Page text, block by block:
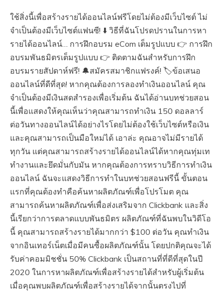
ใช้สิ่งนี้เพื่อสร้างรายได้ออนไลน์ฟรีโดยไม่ต้องมีเว็บไซต์ ไม่
จำเป็นต้องมีเว็บไซต์แฟนซี! ⬇️ วิธีที่ฉันโปรดปรานในการหา
รายได้ออนไลน์… การฝึกอบรม eCom เต็มรูปแบบ 👉 การฝึก
อบรมพันธมิตรเต็มรูปแบบ 👉 ติดตามฉันสำหรับการฝึก
อบรมรายสัปดาห์ฟรี! 🔔สมัครสมาชิกแฟรงค์! 🏷️ข้อเสนอ
ออนไลน์ที่ดีที่สุด! หากคุณต้องการลองทำเงินออนไลน์ คุณ
จำเป็นต้องมีเงินสดสำรองเพื่อเริ่มต้น ฉันได้อ่านบทช่วยสอน
นี้เพื่อแสดงให้คุณเห็นว่าคุณสามารถทำเงิน 150 ดอลลาร์
ต่อวันทางออนไลน์ได้อย่างไรโดยไม่ต้องใช้เว็บไซต์หรือเงิน
และคุณสามารถเป็นมือใหม่ได้ เอาล่ะ คุณอาจไม่มีรายได้
ทุกวัน แต่คุณสามารถสร้างรายได้ออนไลน์ได้หากคุณทุ่มเท
ทำงานและยึดมั่นกับมัน หากคุณต้องการทราบวิธีการทำเงิน
ออนไลน์ ฉันจะแสดงวิธีการทำในบทช่วยสอนฟรีนี้ ขั้นตอน
แรกที่คุณต้องทำคือค้นหาผลิตภัณฑ์เพื่อโปรโมต คุณ
สามารถค้นหาผลิตภัณฑ์เพื่อส่งเสริมจาก Clickbank และสิ่ง
นี้เรียกว่าการตลาดแบบพันธมิตร ผลิตภัณฑ์ที่ฉันพบในวิดีโอ
นี้ คุณสามารถสร้างรายได้มากกว่า $100 ต่อวัน คุณทำเงิน
จากอินเทอร์เน็ตเมื่อมีคนซื้อผลิตภัณฑ์นั้น โดยปกติคุณจะได้
รับค่าคอมมิชชั่น 50% Clickbank เป็นสถานที่ที่ดีที่สุดในปี
2020 ในการหาผลิตภัณฑ์เพื่อสร้างรายได้สำหรับผู้เริ่มต้น
เมื่อคุณพบผลิตภัณฑ์เพื่อสร้างรายได้จากนั้นตรงไปที่